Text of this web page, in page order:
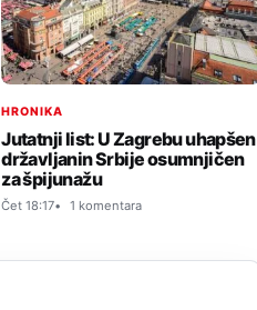
HRONIKA
Jutatnji list: U Zagrebu uhapšen
državljanin Srbije osumnjičen
za špijunažu
Čet 18:17 1 komentara